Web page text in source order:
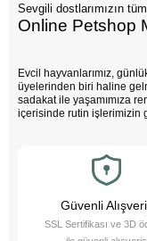
Sevgili dostlarımızın
Online Petshop
Evcil hayvanlarımız,
üyelerinden biri haline
sadakat ile yaşamımıza
içerisinde rutin işlerimizin
ve duygusal açıdan güçlü
Evcil hayvanlarımız
egzersiz yapmamızı
getirmemize yardımcı
Pet Asya Online Petshop
Güvenli
SSL Sertifikası ve 3D